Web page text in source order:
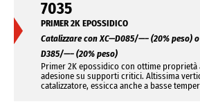
7035
PRIMER 2K EPOSSIDICO
Catalizzare con XC—D085/—– (20% peso) o
D385/—– (20% peso)
Primer 2K epossidico con ottime
adesione su supporti critici. Altissima
catalizzatore, essicca anche a basse